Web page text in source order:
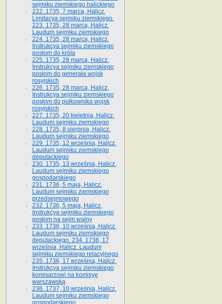
sejmiku ziemskiego halickiego
222. 1735, 7 marca, Halicz.
Limitacya sejmiku ziemskiego.
223. 1735, 28 marca, Halicz.
Laudum sejmiku ziemskiego
224. 1735, 28 marca, Halicz.
Instrukcya sejmiku ziemskiego
posłom do króla
225. 1735, 28 marca, Halicz.
Instrukcya sejmiku ziemskiego
posłom do generała wojsk
rosyjskich
226. 1735, 28 marca, Halicz.
Instrukcya sejmiku ziemskiego
posłom do pułkownika wojsk
rosyjskich
227. 1735, 20 kwietnia, Halicz.
Laudum sejmiku ziemskiego
228. 1735, 8 sierpnia, Halicz.
Laudum sejmiku ziemskiego
229. 1735, 12 września, Halicz.
Laudum sejmiku ziemskiego
deputackiego
230. 1735, 13 września, Halicz.
Laudum sejmiku ziemskiego
gospodarskiego
231. 1736, 5 maja, Halicz.
Laudum sejmiku ziemskiego
przedsejmowego
232. 1736, 5 maja, Halicz.
Instrukcya sejmiku ziemskiego
posłom na sejm walny
233. 1736, 10 września, Halicz.
Laudum sejmiku ziemskiego
deputackiego. 234. 1736, 17
września, Halicz. Laudum
sejmiku ziemskiego relacyjnego
235. 1736, 17 września, Halicz.
Instrukcya sejmiku ziemskiego
komisarzowi na komisyę
warszawską
236. 1737, 10 września, Halicz.
Laudum sejmiku ziemskiego
gospodarskiego